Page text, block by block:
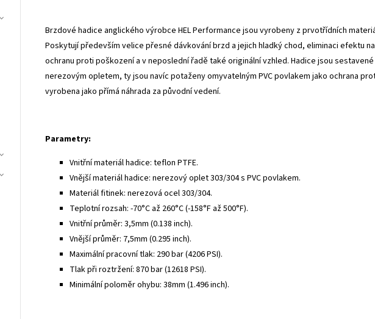
Brzdové hadice anglického výrobce HEL Performance jsou vyrobeny z prvotřídních
Poskytují především velice přesné dávkování brzd a jejich hladký chod, eliminaci efektu
ochranu proti poškození a v neposlední řadě také originální vzhled. Hadice jsou
nerezovým opletem, ty jsou navíc potaženy omyvatelným PVC povlakem jako ochrana
vyrobena jako přímá náhrada za původní vedení.
Parametry:
Vnitřní materiál hadice: teflon PTFE.
Vnější materiál hadice: nerezový oplet 303/304 s PVC povlakem.
Materiál fitinek: nerezová ocel 303/304.
Teplotní rozsah: -70°C až 260°C (-158°F až 500°F).
Vnitřní průměr: 3,5mm (0.138 inch).
Vnější průměr: 7,5mm (0.295 inch).
Maximální pracovní tlak: 290 bar (4206 PSI).
Tlak při roztržení: 870 bar (12618 PSI).
Minimální poloměr ohybu: 38mm (1.496 inch).